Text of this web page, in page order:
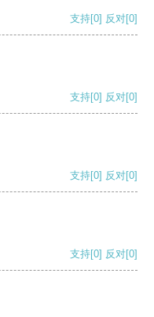
支持[0] 反对[0]
支持[0] 反对[0]
支持[0] 反对[0]
支持[0] 反对[0]